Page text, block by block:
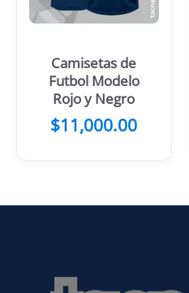
Camisetas de
Futbol Modelo
Rojo y Negro
$11,000.00